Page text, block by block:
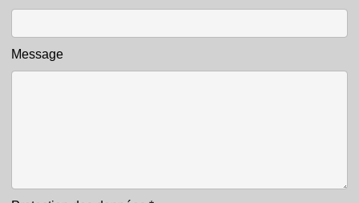
Message